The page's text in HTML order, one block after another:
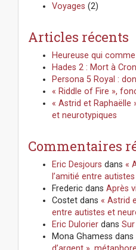
Voyages (2)
Articles récents
Heureuse qui comme
Hades 2 : Mort à
Persona 5 Royal :
« Riddle of Fire »,
« Astrid et Raphaëlle
et neurotypiques
Commentaires
Eric Desjours dans «
l’amitié entre
Frederic dans Après
Costet dans « Astrid
entre autistes et
Eric Dulorier dans
Mona Ghamess dans